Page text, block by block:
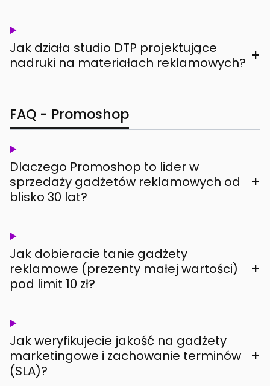
Jak działa studio DTP projektujące
nadruki na materiałach reklamowych? +
FAQ - Promoshop
Dlaczego Promoshop to lider w
sprzedaży gadżetów reklamowych od
blisko 30 lat?
+
Jak dobieracie tanie gadżety
reklamowe (prezenty małej wartości)
pod limit 10 zł?
+
Jak weryfikujecie jakość na gadżety
marketingowe i zachowanie terminów
(SLA)?
+